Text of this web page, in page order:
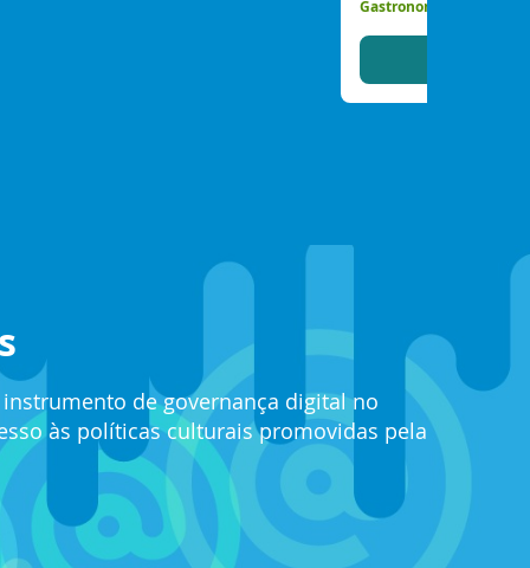
Gastronomia,
de governança digital no
às políticas culturais promovidas pela